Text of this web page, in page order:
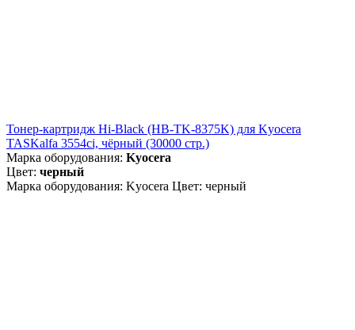
Тонер-картридж Hi-Black (HB-TK-8375K) для Kyocera
TASKalfa 3554ci, чёрный (30000 стр.)
Марка оборудования: Kyocera
Цвет: черный
Марка оборудования: Kyocera Цвет: черный